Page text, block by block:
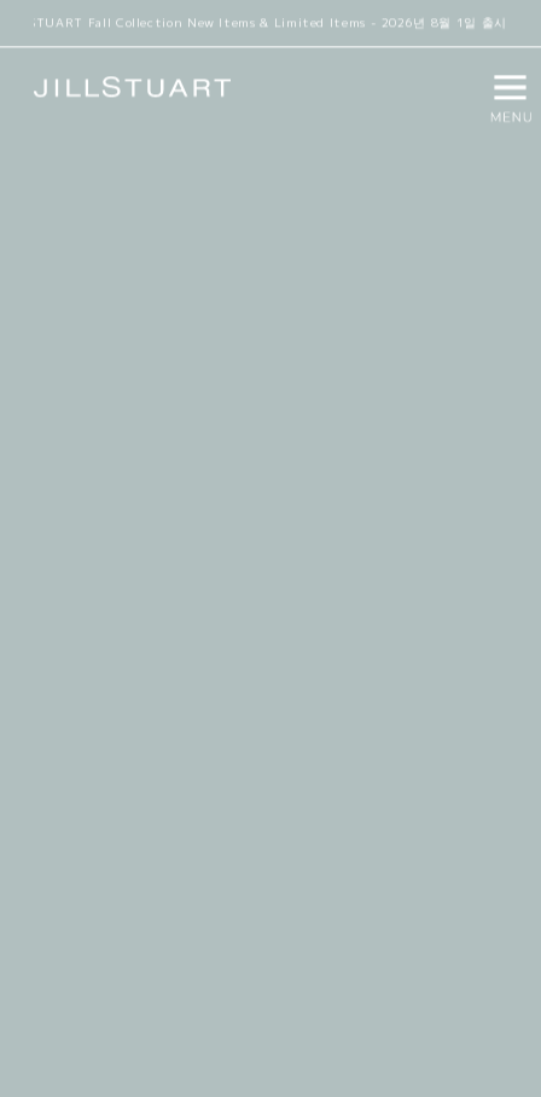
STUART Fall Collection New Items & Limited Items - 2026년 8월 1일 출시